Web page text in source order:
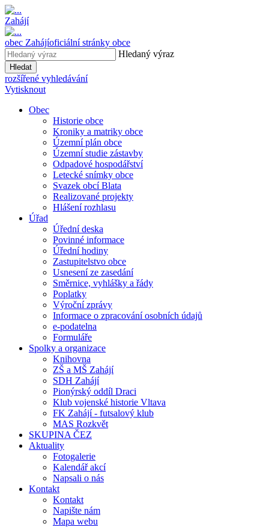
Zahájí
obec Zahájíoficiální stránky obce
Hledaný výraz
Hledat
rozšířené vyhledávání
Vytisknout
Obec
Historie obce
Kroniky a matriky obce
Územní plán obce
Územní studie zástavby
Odpadové hospodářství
Letecké snímky obce
Svazek obcí Blata
Realizované projekty
Hlášení rozhlasu
Úřad
Úřední deska
Povinné informace
Úřední hodiny
Zastupitelstvo obce
Usnesení ze zasedání
Směrnice, vyhlášky a řády
Poplatky
Výroční zprávy
Informace o zpracování osobních údajů
e-podatelna
Formuláře
Spolky a organizace
Knihovna
ZŠ a MŠ Zahájí
SDH Zahájí
Pionýrský oddíl Draci
Klub vojenské historie Vltava
FK Zahájí - futsalový klub
MAS Rozkvět
SKUPINA ČEZ
Aktuality
Fotogalerie
Kalendář akcí
Napsali o nás
Kontakt
Kontakt
Napište nám
Mapa webu